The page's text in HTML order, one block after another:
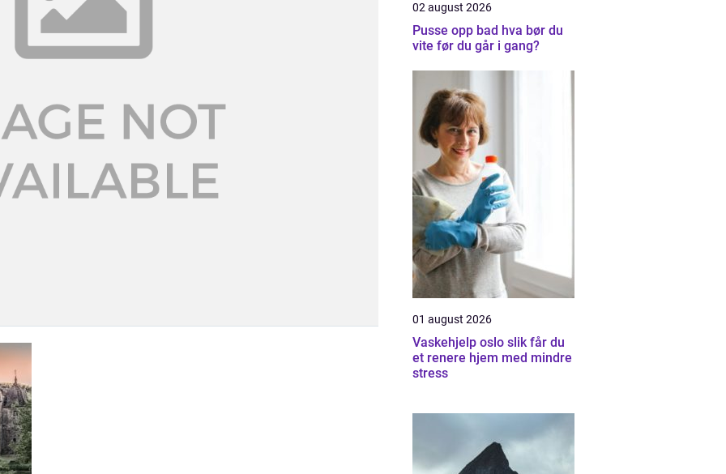
02 august 2026
Pusse opp bad hva bør du
vite før du går i gang?
01 august 2026
Vaskehjelp oslo slik får du
et renere hjem med mindre
stress